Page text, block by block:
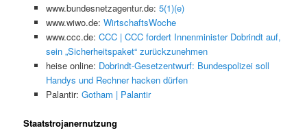
www.bundesnetzagentur.de: 5(1)(e)
www.wiwo.de: WirtschaftsWoche
www.ccc.de: CCC | CCC fordert Innenminister Dobrindt auf,
sein „Sicherheitspaket“ zurückzunehmen
heise online: Dobrindt-Gesetzentwurf: Bundespolizei soll
Handys und Rechner hacken dürfen
Palantir: Gotham | Palantir
Staatstrojanernutzung